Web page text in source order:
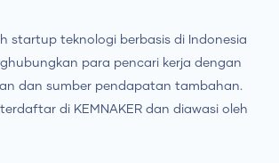
startup teknologi berbasis di Indonesia
para pencari kerja dengan
dan sumber pendapatan tambahan.
di KEMNAKER dan diawasi oleh